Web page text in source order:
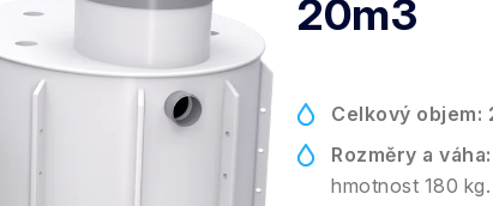
20m3
Celkový objem:
Rozměry a váha:
hmotnost 180 kg.